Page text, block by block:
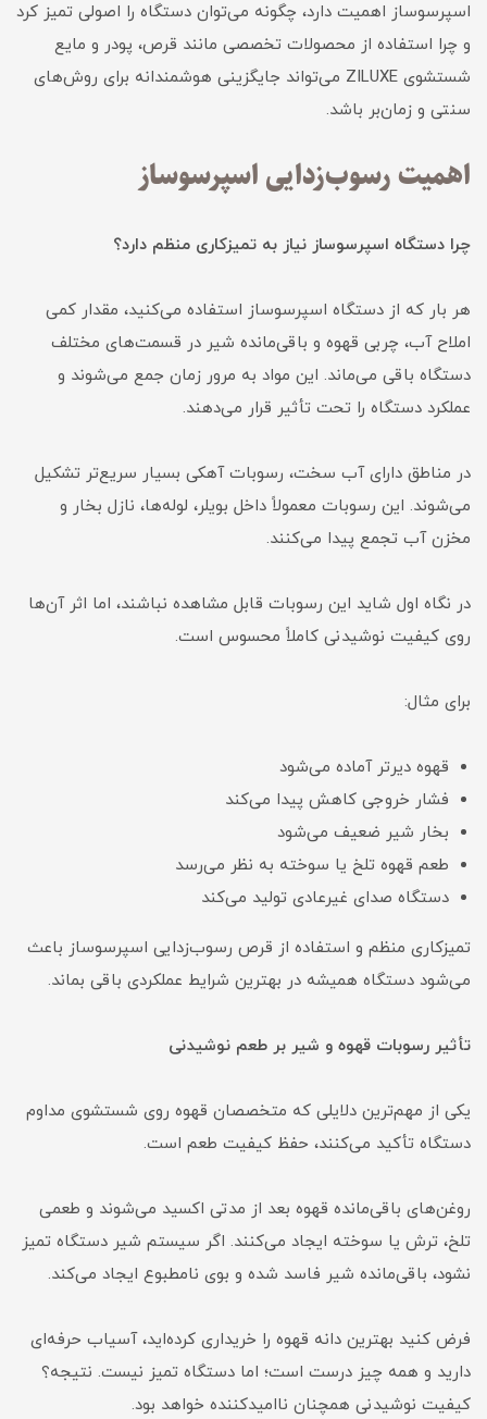
اسپرسوساز اهمیت دارد، چگونه می‌توان دستگاه را اصولی تمیز کرد
و چرا استفاده از محصولات تخصصی مانند قرص، پودر و مایع
شستشوی ZILUXE می‌تواند جایگزینی هوشمندانه برای روش‌های
سنتی و زمان‌بر باشد.
اهمیت رسوب‌زدایی اسپرسوساز
چرا دستگاه اسپرسوساز نیاز به تمیزکاری منظم دارد؟
هر بار که از دستگاه اسپرسوساز استفاده می‌کنید، مقدار کمی
املاح آب، چربی قهوه و باقی‌مانده شیر در قسمت‌های مختلف
دستگاه باقی می‌ماند. این مواد به مرور زمان جمع می‌شوند و
عملکرد دستگاه را تحت تأثیر قرار می‌دهند.
در مناطق دارای آب سخت، رسوبات آهکی بسیار سریع‌تر تشکیل
می‌شوند. این رسوبات معمولاً داخل بویلر، لوله‌ها، نازل بخار و
مخزن آب تجمع پیدا می‌کنند.
در نگاه اول شاید این رسوبات قابل مشاهده نباشند، اما اثر آن‌ها
روی کیفیت نوشیدنی کاملاً محسوس است.
برای مثال:
قهوه دیرتر آماده می‌شود
فشار خروجی کاهش پیدا می‌کند
بخار شیر ضعیف می‌شود
طعم قهوه تلخ یا سوخته به نظر می‌رسد
دستگاه صدای غیرعادی تولید می‌کند
تمیزکاری منظم و استفاده از قرص رسوب‌زدایی اسپرسوساز باعث
می‌شود دستگاه همیشه در بهترین شرایط عملکردی باقی بماند.
تأثیر رسوبات قهوه و شیر بر طعم نوشیدنی
یکی از مهم‌ترین دلایلی که متخصصان قهوه روی شستشوی مداوم
دستگاه تأکید می‌کنند، حفظ کیفیت طعم است.
روغن‌های باقی‌مانده قهوه بعد از مدتی اکسید می‌شوند و طعمی
تلخ، ترش یا سوخته ایجاد می‌کنند. اگر سیستم شیر دستگاه تمیز
نشود، باقی‌مانده شیر فاسد شده و بوی نامطبوع ایجاد می‌کند.
فرض کنید بهترین دانه قهوه را خریداری کرده‌اید، آسیاب حرفه‌ای
دارید و همه چیز درست است؛ اما دستگاه تمیز نیست. نتیجه؟
کیفیت نوشیدنی همچنان ناامیدکننده خواهد بود.